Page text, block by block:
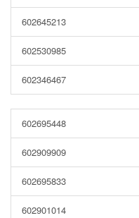
602645213
602530985
602346467
602695448
602909909
602695833
602901014